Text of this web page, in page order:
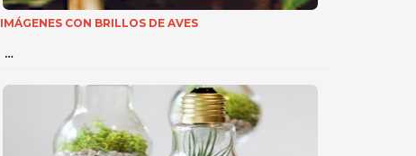
IMÁGENES CON BRILLOS DE AVES
…